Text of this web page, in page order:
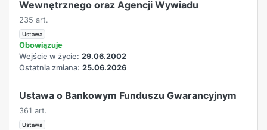
Wewnętrznego oraz Agencji Wywiadu
235 art.
Ustawa
Obowiązuje
Wejście w życie: 29.06.2002
Ostatnia zmiana: 25.06.2026
Ustawa o Bankowym Funduszu Gwarancyjnym
361 art.
Ustawa